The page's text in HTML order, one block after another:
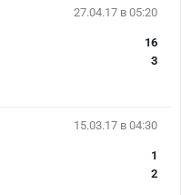
27.04.17 в 05:20
16
3
15.03.17 в 04:30
1
2